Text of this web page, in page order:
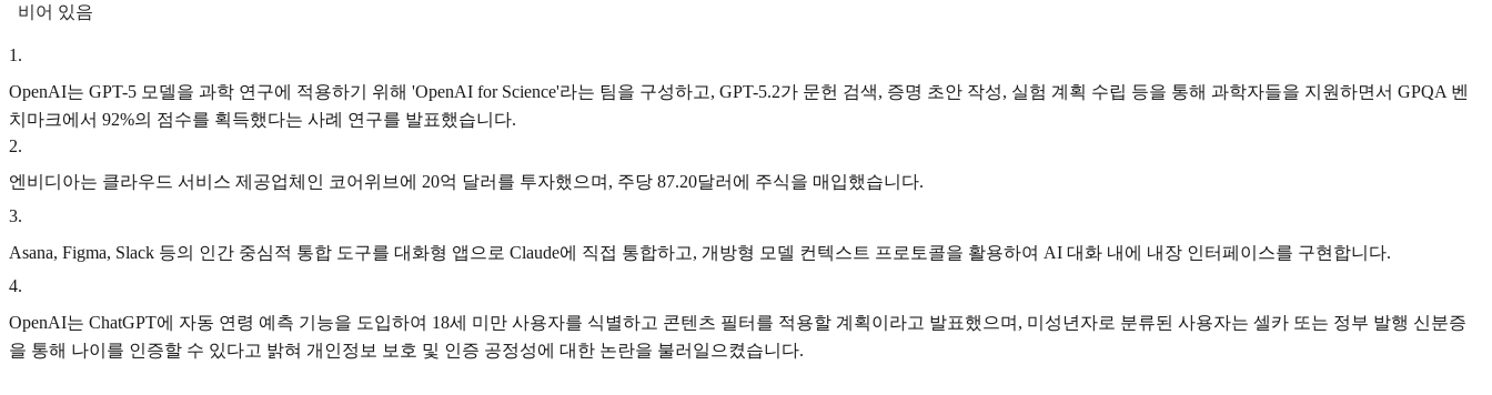
비어 있음
1 .
OpenAI는 GPT-5 모델을 과학 연구에 적용하기 위해 'OpenAI for Science'라는 팀을 구성하고, GPT-5.2가 문헌 검색, 증명 초안 작성, 실험 계획 수립 등을 통해 과학자들을 지원하면서 GPQA 벤
치마크에서 92%의 점수를 획득했다는 사례 연구를 발표했습니다.
2.
엔비디아는 클라우드 서비스 제공업체인 코어위브에 20억 달러를 투자했으며, 주당 87.20달러에 주식을 매입했습니다.
3.
Asana, Figma, Slack 등의 인간 중심적 통합 도구를 대화형 앱으로 Claude에 직접 통합하고, 개방형 모델 컨텍스트 프로토콜을 활용하여 AI 대화 내에 내장 인터페이스를 구현합니다.
4.
OpenAI는 ChatGPT에 자동 연령 예측 기능을 도입하여 18세 미만 사용자를 식별하고 콘텐츠 필터를 적용할 계획이라고 발표했으며, 미성년자로 분류된 사용자는 셀카 또는 정부 발행 신분증
을 통해 나이를 인증할 수 있다고 밝혀 개인정보 보호 및 인증 공정성에 대한 논란을 불러일으켰습니다.